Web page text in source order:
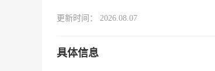
更新时间： 2026.08.07
具体信息